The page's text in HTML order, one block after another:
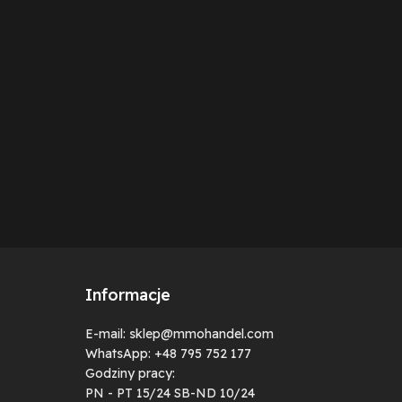
Informacje
E-mail: sklep@mmohandel.com
WhatsApp: +48 795 752 177
Godziny pracy:
PN - PT 15/24 SB-ND 10/24